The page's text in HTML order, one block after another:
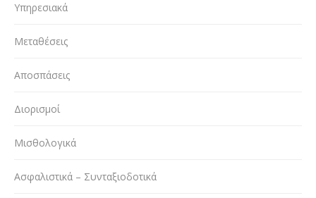
Υπηρεσιακά
Μεταθέσεις
Αποσπάσεις
Διορισμοί
Μισθολογικά
Ασφαλιστικά – Συνταξιοδοτικά